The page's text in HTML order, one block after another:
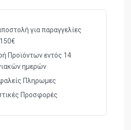
απαλότητα.
καθαρισμού της Birchwood
9mm, .357
για παραγγελίες
Προϊόντων εντός 14
ημερών
Πληρωμες
Προσφορές